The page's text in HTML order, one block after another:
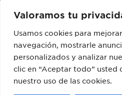
Valoramos tu
Usamos cookies para
navegación, mostrarle
personalizados y analizar
clic en “Aceptar todo” usted
nuestro uso de las cookies.
Empresas